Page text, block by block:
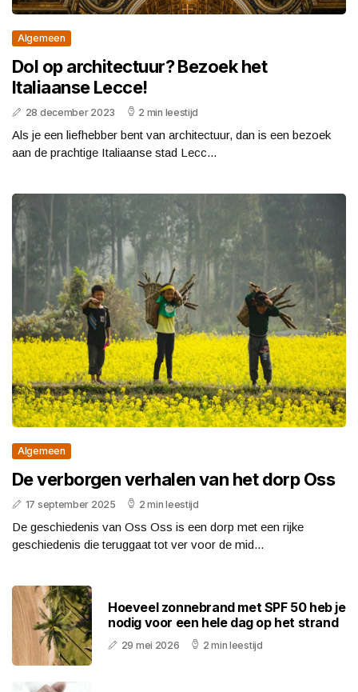
Algemeen
Dol op architectuur? Bezoek het
Italiaanse Lecce!
28 december 2023 2 min leestijd
Als je een liefhebber bent van architectuur, dan is een bezoek
aan de prachtige Italiaanse stad Lecc...
Algemeen
De verborgen verhalen van het dorp Oss
17 september 2025 2 min leestijd
De geschiedenis van Oss Oss is een dorp met een rijke
geschiedenis die teruggaat tot ver voor de mid...
Hoeveel zonnebrand met SPF 50 heb je
nodig voor een hele dag op het strand
29 mei 2026 2 min leestijd